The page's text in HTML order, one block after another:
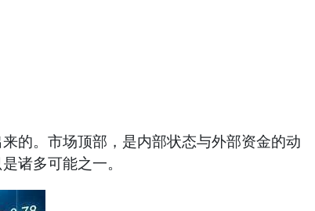
的。市场顶部，是内部状态与外部资金的动
诸多可能之一。